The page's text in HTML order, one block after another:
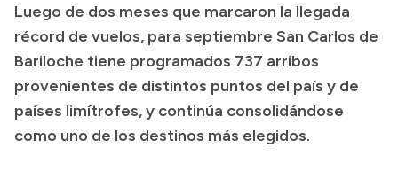
Invertí en Río Negro
Presupuesto
Luego de dos meses que marcaron la llegada
récord de vuelos, para septiembre San Carlos de
Bariloche tiene programados 737 arribos
provenientes de distintos puntos del país y de
países limítrofes, y continúa consolidándose
como uno de los destinos más elegidos.